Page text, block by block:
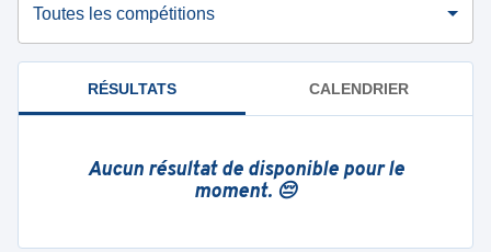
Toutes les compétitions
RÉSULTATS CALENDRIER
Aucun résultat de disponible pour le
moment. 😔